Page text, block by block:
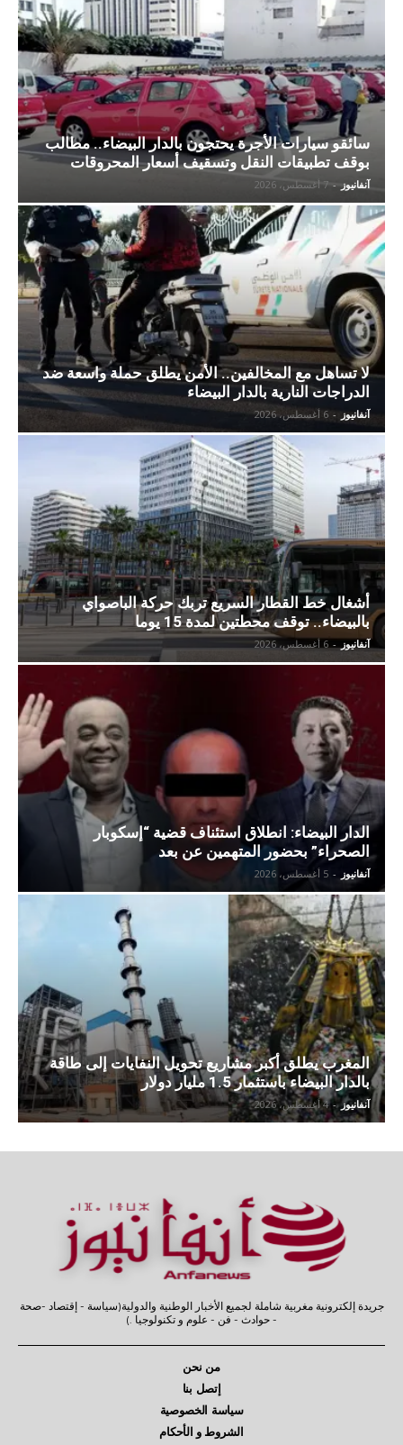
سائقو سيارات الأجرة يحتجون بالدار البيضاء.. مطالب
بوقف تطبيقات النقل وتسقيف أسعار المحروقات
آنفانيوز - 7 أغسطس، 2026
لا تساهل مع المخالفين.. الأمن يطلق حملة واسعة ضد
الدراجات النارية بالدار البيضاء
آنفانيوز - 6 أغسطس، 2026
أشغال خط القطار السريع تربك حركة الباصواي
بالبيضاء.. توقف محطتين لمدة 15 يوما
آنفانيوز - 6 أغسطس، 2026
الدار البيضاء: انطلاق استئناف قضية “إسكوبار
الصحراء” بحضور المتهمين عن بعد
آنفانيوز - 5 أغسطس، 2026
المغرب يطلق أكبر مشاريع تحويل النفايات إلى طاقة
بالدار البيضاء باستثمار 1.5 مليار دولار
آنفانيوز - 4 أغسطس، 2026
جريدة إلكترونية مغربية شاملة لجميع الأخبار الوطنية والدولية(سياسة - إقتصاد -صحة
- حوادث - فن - علوم و تكنولوجيا .)
من نحن
إتصل بنا
سياسة الخصوصية
الشروط و الأحكام